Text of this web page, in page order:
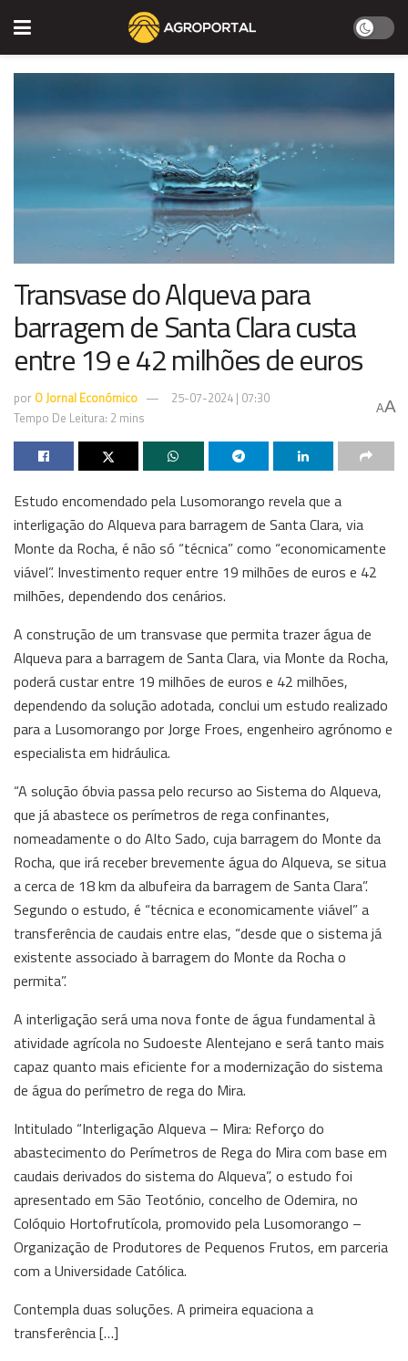
Transvase do Alqueva para
barragem de Santa Clara custa
entre 19 e 42 milhões de euros
por O Jornal Económico
25-07-2024 | 07:30
Tempo De Leitura: 2 mins
AA
Estudo encomendado pela Lusomorango revela que a
interligação do Alqueva para barragem de Santa Clara, via
Monte da Rocha, é não só “técnica” como “economicamente
viável”. Investimento requer entre 19 milhões de euros e 42
milhões, dependendo dos cenários.
A construção de um transvase que permita trazer água de
Alqueva para a barragem de Santa Clara, via Monte da Rocha,
poderá custar entre 19 milhões de euros e 42 milhões,
dependendo da solução adotada, conclui um estudo realizado
para a Lusomorango por Jorge Froes, engenheiro agrónomo e
especialista em hidráulica.
“A solução óbvia passa pelo recurso ao Sistema do Alqueva,
que já abastece os perímetros de rega confinantes,
nomeadamente o do Alto Sado, cuja barragem do Monte da
Rocha, que irá receber brevemente água do Alqueva, se situa
a cerca de 18 km da albufeira da barragem de Santa Clara”.
Segundo o estudo, é “técnica e economicamente viável” a
transferência de caudais entre elas, “desde que o sistema já
existente associado à barragem do Monte da Rocha o
permita”.
A interligação será uma nova fonte de água fundamental à
atividade agrícola no Sudoeste Alentejano e será tanto mais
capaz quanto mais eficiente for a modernização do sistema
de água do perímetro de rega do Mira.
Intitulado “Interligação Alqueva – Mira: Reforço do
abastecimento do Perímetros de Rega do Mira com base em
caudais derivados do sistema do Alqueva”, o estudo foi
apresentado em São Teotónio, concelho de Odemira, no
Colóquio Hortofrutícola, promovido pela Lusomorango –
Organização de Produtores de Pequenos Frutos, em parceria
com a Universidade Católica.
Contempla duas soluções. A primeira equaciona a
transferência […]